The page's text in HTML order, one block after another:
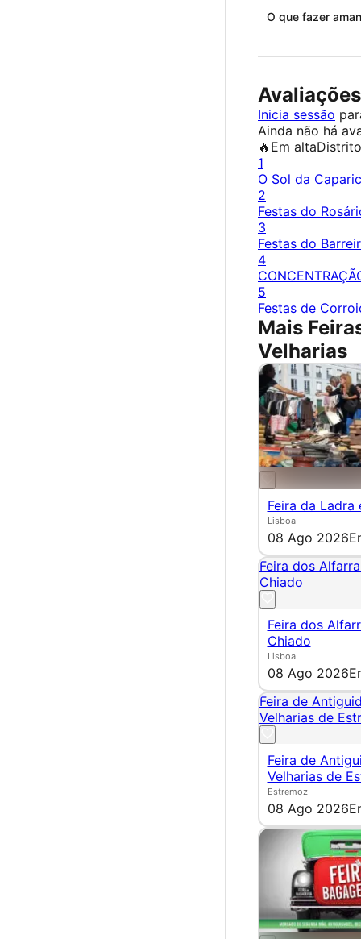
O que fazer
Avaliações
Inicia sessão
Ainda não há
🔥 Em alta
1
O Sol da
2
Festas do
3
Festas do
4
5
Festas de
Mais
Velharias
Feira da Ladra
Lisboa
08 Ago 2026
Feira dos
Chiado
Feira dos
Chiado
Lisboa
08 Ago 2026
Feira de
Velharias de
Feira de
Velharias de
Estremoz
08 Ago 2026